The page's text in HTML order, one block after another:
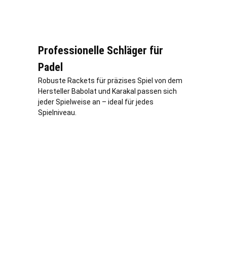
Professionelle Schläger für
Padel
Robuste Rackets für präzises Spiel von dem
Hersteller Babolat und Karakal passen sich
jeder Spielweise an – ideal für jedes
Spielniveau.